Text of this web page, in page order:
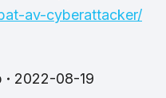
av-cyberattacker/
2022-08-19